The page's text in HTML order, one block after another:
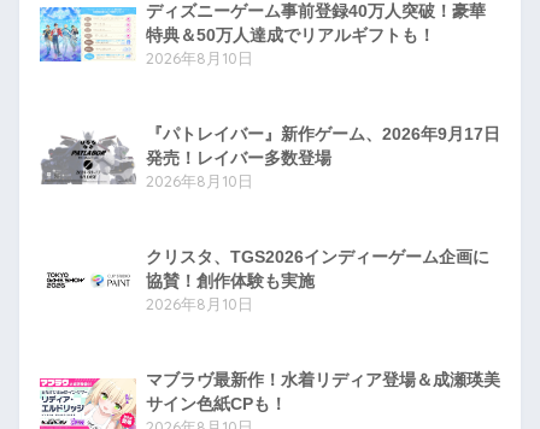
ディズニーゲーム事前登録40万人突破！豪華
特典＆50万人達成でリアルギフトも！
2026年8月10日
『パトレイバー』新作ゲーム、2026年9月17日
発売！レイバー多数登場
2026年8月10日
クリスタ、TGS2026インディーゲーム企画に
協賛！創作体験も実施
2026年8月10日
マブラヴ最新作！水着リディア登場＆成瀬瑛美
サイン色紙CPも！